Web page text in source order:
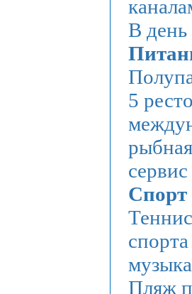
В день
5
Спорт
Пляж